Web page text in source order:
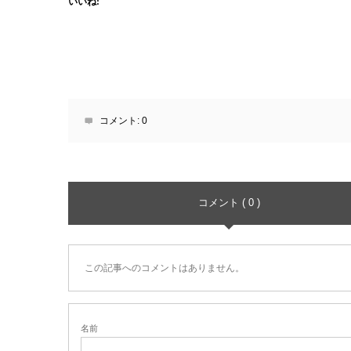
コメント: 0
コメント ( 0 )
この記事へのコメントはありません。
名前